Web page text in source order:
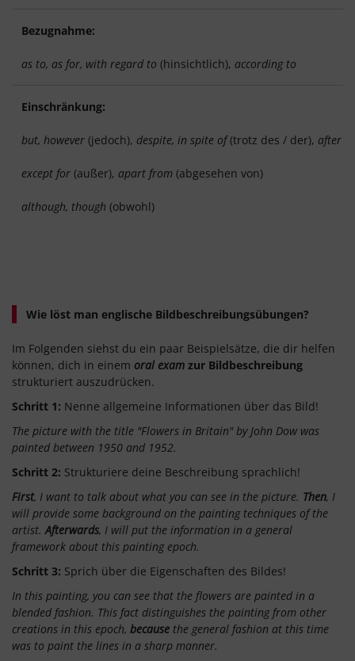
Bezugnahme:
as to, as for, with regard to (hinsichtlich), according to
Einschränkung:
but, however (jedoch), despite, in spite of(trotz des / der), after
except for (außer), apart from (abgesehen von)
although, though (obwohl)
Wie löst man englische Bildbeschreibungsübungen?
Im Folgenden siehst du ein paar Beispielsätze, die dir helfen
können, dich in einem oral exam zur Bildbeschreibung
strukturiert auszudrücken.
Schritt 1: Nenne allgemeine Informationen über das Bild!
The picture with the title "Flowers in Britain" by John Dow was
painted between 1950 and 1952.
Schritt 2: Strukturiere deine Beschreibung sprachlich!
First, I want to talk about what you can see in the picture. Then, I
will provide some background on the painting techniques of the
artist.Afterwards, I will put the information in a general
framework about this painting epoch.
Schritt 3: Sprich über die Eigenschaften des Bildes!
In this painting, you can see that the flowers are painted in a
blended fashion. This fact distinguishes the painting from other
creations in this epoch, because the general fashion at this time
was to paint the lines in a sharp manner.